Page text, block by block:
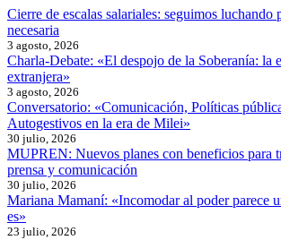
los
trabajadores
Cierre de escalas salariales: seguimos luchando
necesaria
3 agosto, 2026
Charla-Debate: «El despojo de la Soberanía: la
extranjera»
3 agosto, 2026
Conversatorio: «Comunicación, Políticas
Autogestivos en la era de Milei»
30 julio, 2026
MUPREN: Nuevos planes con beneficios para
prensa y comunicación
30 julio, 2026
Mariana Mamaní: «Incomodar al poder parece
es»
23 julio, 2026